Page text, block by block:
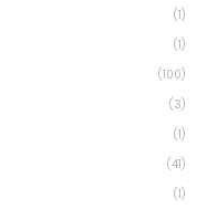
(1)
(1)
(100)
(3)
(1)
(41)
(1)